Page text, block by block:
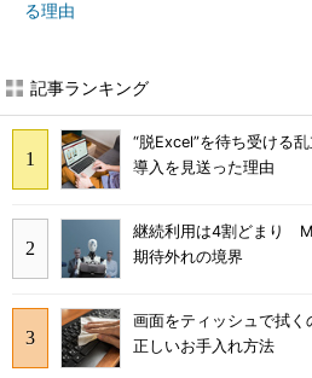
る理由
記事ランキング
“脱Excel”を待ち受ける
導入を見送った理由
継続利用は4割どまり
期待外れの境界
画面をティッシュで拭
正しいお手入れ方法